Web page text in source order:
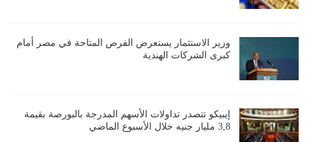
وزير الاستثمار يستعرض الفرص المتاحة في مصر أمام
كبرى الشركات الهندية
إيبيكو تتصدر تداولات الأسهم المدرجة بالبورصة بقيمة
3,8 مليار جنيه خلال الأسبوع الماضي